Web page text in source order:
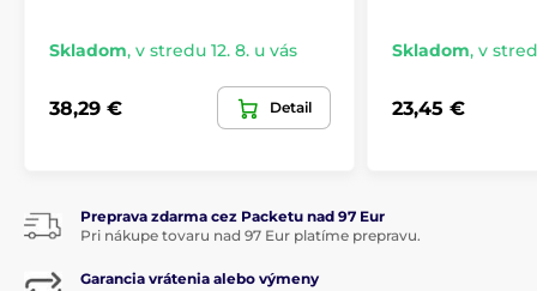
Skladom, v stredu 12. 8. u vás
38,29 € Detail
Skladom, v
23,45 €
Preprava zdarma cez Packetu nad 97 Eur
Pri nákupe tovaru nad 97 Eur platíme prepravu.
Garancia vrátenia alebo výmeny